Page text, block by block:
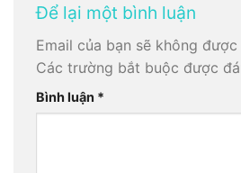
Để lại một bình luận
Email của bạn sẽ không
Các trường bắt buộc được
Bình luận *